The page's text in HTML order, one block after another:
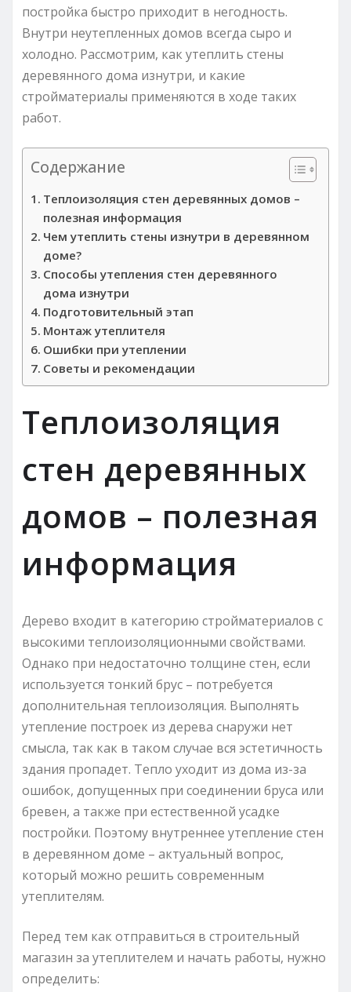
постройка быстро приходит в негодность.
Внутри неутепленных домов всегда сыро и
холодно. Рассмотрим, как утеплить стены
деревянного дома изнутри, и какие
стройматериалы применяются в ходе таких
работ.
Содержание
Теплоизоляция стен деревянных домов –
полезная информация
Чем утеплить стены изнутри в деревянном
доме?
Способы утепления стен деревянного
дома изнутри
Подготовительный этап
Монтаж утеплителя
Ошибки при утеплении
Советы и рекомендации
Теплоизоляция
стен деревянных
домов – полезная
информация
Дерево входит в категорию стройматериалов с
высокими теплоизоляционными свойствами.
Однако при недостаточно толщине стен, если
используется тонкий брус – потребуется
дополнительная теплоизоляция. Выполнять
утепление построек из дерева снаружи нет
смысла, так как в таком случае вся эстетичность
здания пропадет. Тепло уходит из дома из-за
ошибок, допущенных при соединении бруса или
бревен, а также при естественной усадке
постройки. Поэтому внутреннее утепление стен
в деревянном доме – актуальный вопрос,
который можно решить современным
утеплителям.
Перед тем как отправиться в строительный
магазин за утеплителем и начать работы, нужно
определить: